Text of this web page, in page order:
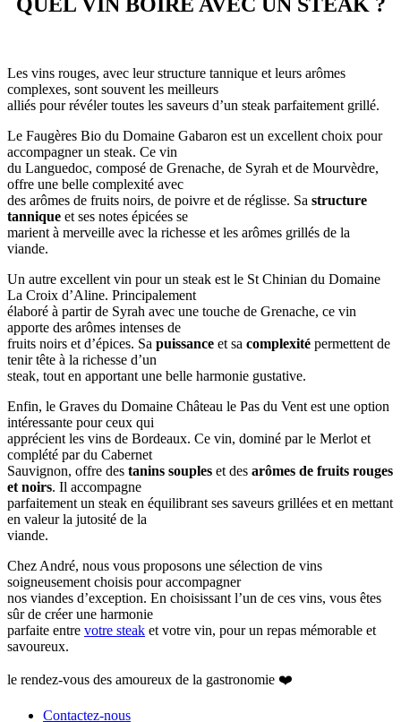
Les vins rouges, avec leur structure tannique et leurs arômes
complexes, sont souvent les meilleurs
alliés pour révéler toutes les saveurs d’un steak parfaitement grillé.
Le Faugères Bio du Domaine Gabaron est un excellent choix pour
accompagner un steak. Ce vin
du Languedoc, composé de Grenache, de Syrah et de Mourvèdre,
offre une belle complexité avec
des arômes de fruits noirs, de poivre et de réglisse. Sa structure
tannique et ses notes épicées se
marient à merveille avec la richesse et les arômes grillés de la
viande.
Un autre excellent vin pour un steak est le St Chinian du Domaine
La Croix d’Aline. Principalement
élaboré à partir de Syrah avec une touche de Grenache, ce vin
apporte des arômes intenses de
fruits noirs et d’épices. Sa puissance et sa complexité permettent de
tenir tête à la richesse d’un
steak, tout en apportant une belle harmonie gustative.
Enfin, le Graves du Domaine Château le Pas du Vent est une option
intéressante pour ceux qui
apprécient les vins de Bordeaux. Ce vin, dominé par le Merlot et
complété par du Cabernet
Sauvignon, offre des tanins souples et des arômes de fruits rouges
et noirs. Il accompagne
parfaitement un steak en équilibrant ses saveurs grillées et en mettant
en valeur la jutosité de la
viande.
Chez André, nous vous proposons une sélection de vins
soigneusement choisis pour accompagner
nos viandes d’exception. En choisissant l’un de ces vins, vous êtes
sûr de créer une harmonie
parfaite entre votre steak et votre vin, pour un repas mémorable et
savoureux.
le rendez-vous des amoureux de la gastronomie ❤️
Contactez-nous